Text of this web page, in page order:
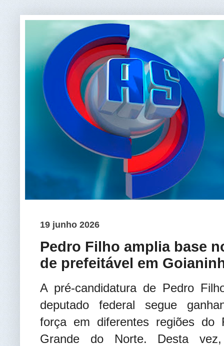
19 junho 2026
Pedro Filho amplia base
de prefeitável em
A pré-candidatura de Pedro
deputado federal segue
força em diferentes regiões do
Grande do Norte. Desta